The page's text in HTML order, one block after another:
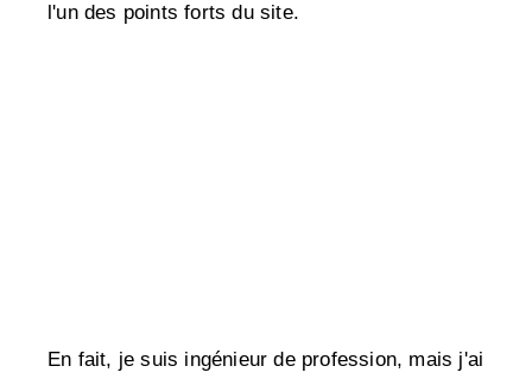
l'un des points forts du site.
En fait, je suis ingénieur de profession, mais j'ai